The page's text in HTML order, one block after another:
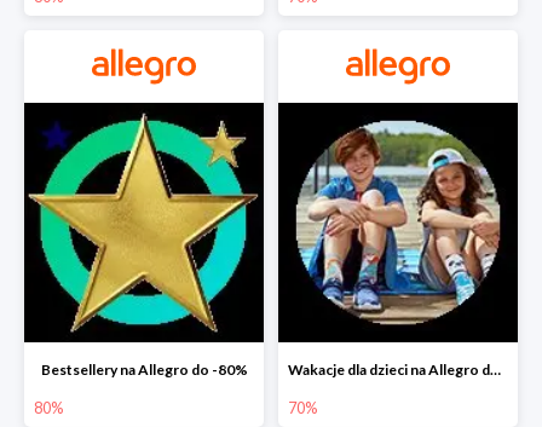
Bestsellery na Allegro do -80%
80%
Wakacje dla dzieci na Allegro do -70%
70%